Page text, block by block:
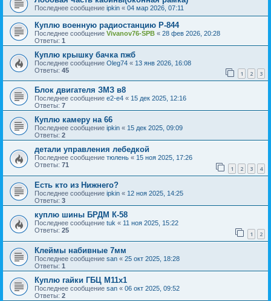
Последнее сообщение ipkin « 04 мар 2026, 07:11
Куплю военную радиостанцию Р-844
Последнее сообщение Vivanov76-SPB « 28 фев 2026, 20:28
Ответы: 1
Куплю крышку бачка пжб
Последнее сообщение Oleg74 « 13 янв 2026, 16:08
Ответы: 45 1 2 3
Блок двигателя ЗМЗ в8
Последнее сообщение e2-e4 « 15 дек 2025, 12:16
Ответы: 7
Куплю камеру на 66
Последнее сообщение ipkin « 15 дек 2025, 09:09
Ответы: 2
детали управления лебедкой
Последнее сообщение тюлень « 15 ноя 2025, 17:26
Ответы: 71 1 2 3 4
Есть кто из Нижнего?
Последнее сообщение ipkin « 12 ноя 2025, 14:25
Ответы: 3
куплю шины БРДМ К-58
Последнее сообщение tuk « 11 ноя 2025, 15:22
Ответы: 25 1 2
Клеймы набивные 7мм
Последнее сообщение san « 25 окт 2025, 18:28
Ответы: 1
Куплю гайки ГБЦ М11х1
Последнее сообщение san « 06 окт 2025, 09:52
Ответы: 2